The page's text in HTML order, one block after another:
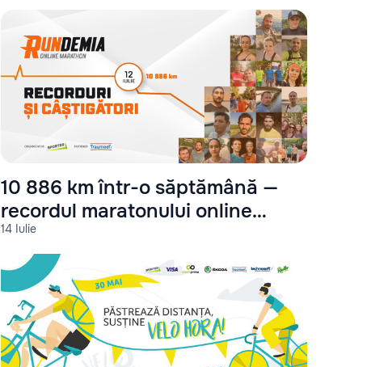
14 Iulie
10 886 km într-o săptămână —
recordul maratonului online
Rundemia